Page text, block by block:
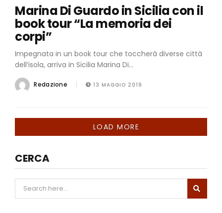
Marina Di Guardo in Sicilia con il
book tour “La memoria dei
corpi”
Impegnata in un book tour che toccherà diverse città
dell’isola, arriva in Sicilia Marina Di...
Redazione 13 MAGGIO 2019
LOAD MORE
CERCA